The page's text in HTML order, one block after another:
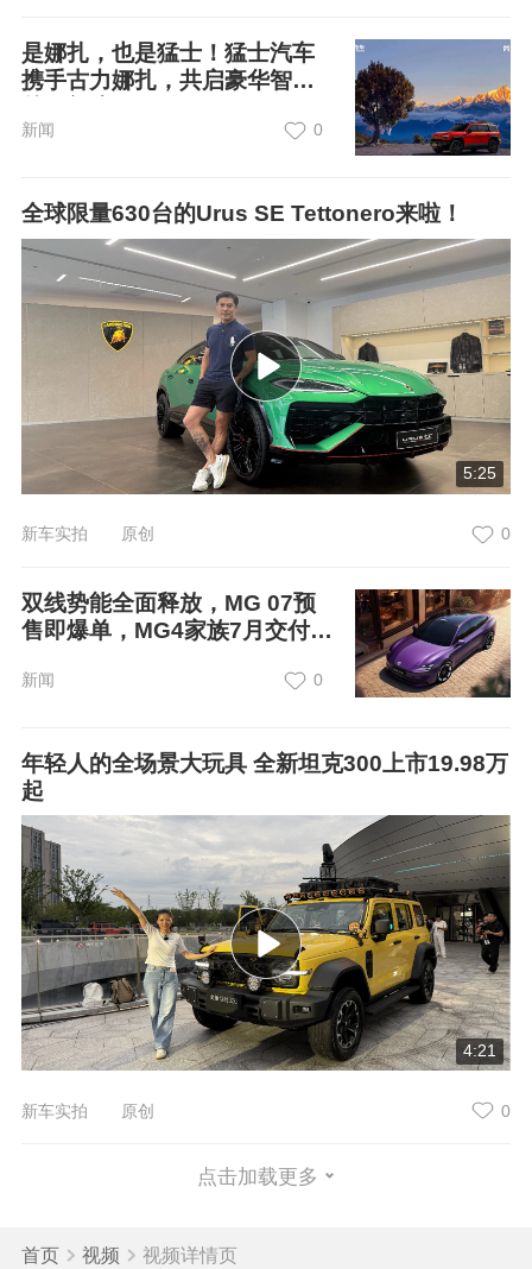
是娜扎，也是猛士！猛士汽车
携手古力娜扎，共启豪华智能
新闻 0
全球限量630台的Urus SE Tettonero来啦！
5:25
新车实拍 原创 0
双线势能全面释放，MG 07预
售即爆单，MG4家族7月交付再
新闻 0
年轻人的全场景大玩具 全新坦克300上市19.98万
起
4:21
新车实拍 原创 0
点击加载更多
首页 视频 视频详情页